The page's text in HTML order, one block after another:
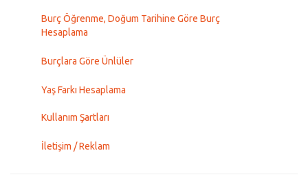
Burç Öğrenme, Doğum Tarihine Göre Burç
Hesaplama
Burçlara Göre Ünlüler
Yaş Farkı Hesaplama
Kullanım Şartları
İletişim / Reklam